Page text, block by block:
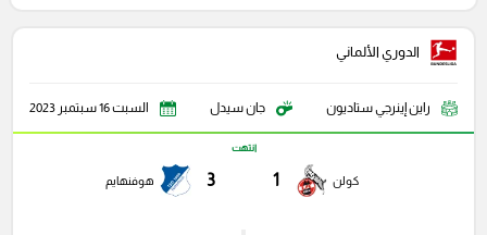
الدوري الألماني
راين إينرجي ستاديون جان سيدل السبت 16 سبتمبر 2023
كولن 1
انتهت
3 هوفنهايم